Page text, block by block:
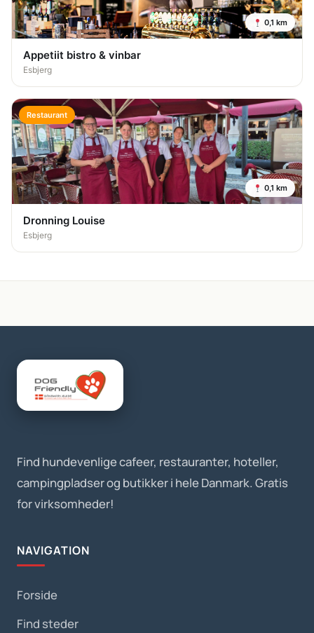
0,1 km
Appetiit bistro & vinbar
Esbjerg
Restaurant
0,1 km
Dronning Louise
Esbjerg
Find hundevenlige cafeer, restauranter, hoteller,
campingpladser og butikker i hele Danmark. Gratis
for virksomheder!
NAVIGATION
Forside
Find steder